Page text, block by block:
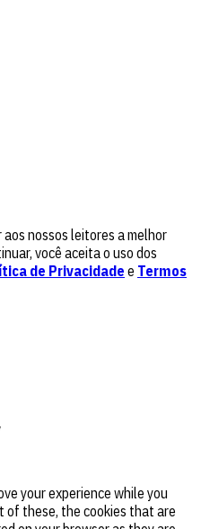
nossos leitores a melhor
você aceita o uso dos
de Privacidade e Termos
your experience while you
these, the cookies that are